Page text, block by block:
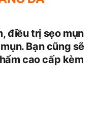
điều trị sẹo mụn
Bạn cũng sẽ
cao cấp kèm